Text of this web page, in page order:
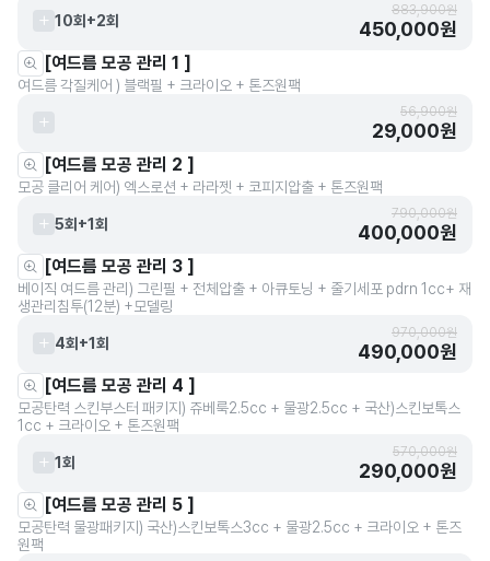
10회+2회
883,900원
450,000원
[여드름 모공 관리 1 ]
여드름 각질케어 ) 블랙필 + 크라이오 + 톤즈원팩
56,900원
29,000원
[여드름 모공 관리 2 ]
모공 클리어 케어) 엑스로션 + 라라젯 + 코피지압출 + 톤즈원팩
5회+1회
790,000원
400,000원
[여드름 모공 관리 3 ]
베이직 여드름 관리) 그린필 + 전체압출 + 아큐토닝 + 줄기세포 pdrn 1cc+ 재
생관리침투(12분) +모델링
4회+1회
970,000원
490,000원
[여드름 모공 관리 4 ]
모공탄력 스킨부스터 패키지) 쥬베룩2.5cc + 물광2.5cc + 국산)스킨보톡스
1cc + 크라이오 + 톤즈원팩
1회
570,000원
290,000원
[여드름 모공 관리 5 ]
모공탄력 물광패키지) 국산)스킨보톡스3cc + 물광2.5cc + 크라이오 + 톤즈
원팩